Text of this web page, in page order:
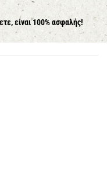
είναι 100% ασφαλής!